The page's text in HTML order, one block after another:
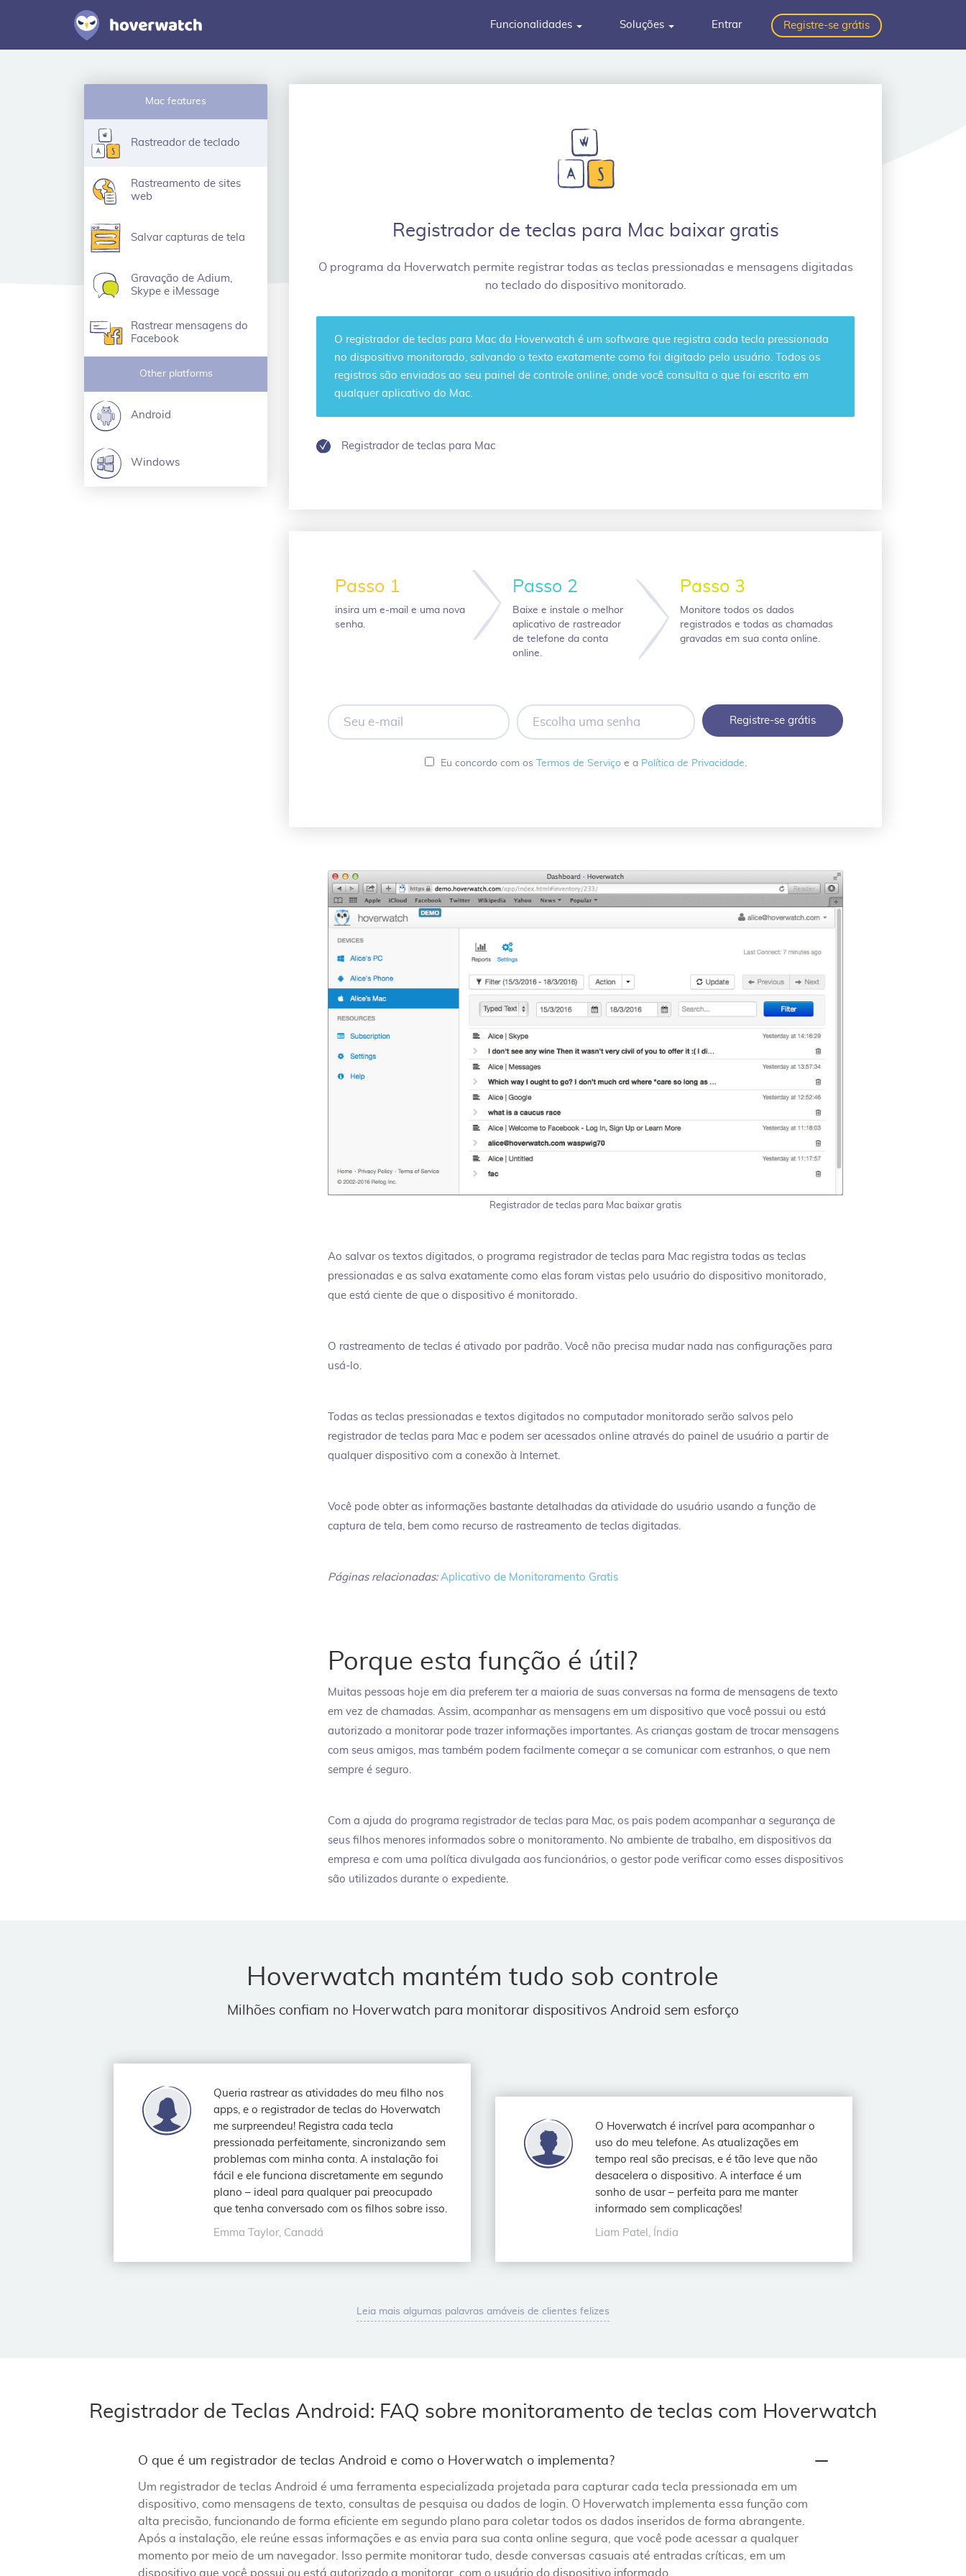
Funcionalidades Soluções Entrar Registre-se grátis
Mac features
Rastreador de teclado
Rastreamento de sites
web
Salvar capturas de tela
Gravação de Adium,
Skype e iMessage
Rastrear mensagens do
Facebook
Other platforms
Android
Windows
Registrador de teclas para Mac baixar gratis
O programa da Hoverwatch permite registrar todas as teclas pressionadas e mensagens digitadas
no teclado do dispositivo monitorado.
O registrador de teclas para Mac da Hoverwatch é um software que registra cada tecla pressionada
no dispositivo monitorado, salvando o texto exatamente como foi digitado pelo usuário. Todos os
registros são enviados ao seu painel de controle online, onde você consulta o que foi escrito em
qualquer aplicativo do Mac.
Registrador de teclas para Mac
Passo 1
insira um e-mail e uma nova
senha.
Passo 2
Baixe e instale o melhor
aplicativo de rastreador
de telefone da conta
online.
Passo 3
Monitore todos os dados
registrados e todas as chamadas
gravadas em sua conta online.
Seu
e-
mail
Escolha
uma
senha
Eu concordo com os Termos de Serviçoe a Política de Privacidade
Registrador de teclas para Mac baixar gratis
Ao salvar os textos digitados, o programa registrador de teclas para Mac registra todas as teclas
pressionadas e as salva exatamente como elas foram vistas pelo usuário do dispositivo monitorado,
que está ciente de que o dispositivo é monitorado.
O rastreamento de teclas é ativado por padrão. Você não precisa mudar nada nas configurações para
usá-lo.
Todas as teclas pressionadas e textos digitados no computador monitorado serão salvos pelo
registrador de teclas para Mac e podem ser acessados online através do painel de usuário a partir de
qualquer dispositivo com a conexão à Internet.
Você pode obter as informações bastante detalhadas da atividade do usuário usando a função de
captura de tela, bem como recurso de rastreamento de teclas digitadas.
Páginas relacionadas: Aplicativo de Monitoramento Gratis
Porque esta função é útil?
Muitas pessoas hoje em dia preferem ter a maioria de suas conversas na forma de mensagens de texto
em vez de chamadas. Assim, acompanhar as mensagens em um dispositivo que você possui ou está
autorizado a monitorar pode trazer informações importantes. As crianças gostam de trocar mensagens
com seus amigos, mas também podem facilmente começar a se comunicar com estranhos, o que nem
sempre é seguro.
Com a ajuda do programa registrador de teclas para Mac, os pais podem acompanhar a segurança de
seus filhos menores informados sobre o monitoramento. No ambiente de trabalho, em dispositivos da
empresa e com uma política divulgada aos funcionários, o gestor pode verificar como esses dispositivos
são utilizados durante o expediente.
Hoverwatch mantém tudo sob controle
Milhões confiam no Hoverwatch para monitorar dispositivos Android sem esforço
Queria rastrear as atividades do meu filho nos
apps, e o registrador de teclas do Hoverwatch
me surpreendeu! Registra cada tecla
pressionada perfeitamente, sincronizando sem
problemas com minha conta. A instalação foi
fácil e ele funciona discretamente em segundo
plano – ideal para qualquer pai preocupado
que tenha conversado com os filhos sobre isso.
Emma Taylor, Canadá
O Hoverwatch é incrível para acompanhar o
uso do meu telefone. As atualizações em
tempo real são precisas, e é tão leve que não
desacelera o dispositivo. A interface é um
sonho de usar – perfeita para me manter
informado sem complicações!
Liam Patel, Índia
Leia mais algumas palavras amáveis de clientes felizes
Registrador de Teclas Android: FAQ sobre monitoramento de teclas com Hoverwatch
O que é um registrador de teclas Android e como o Hoverwatch o implementa?
Um registrador de teclas Android é uma ferramenta especializada projetada para capturar cada tecla pressionada em um
dispositivo, como mensagens de texto, consultas de pesquisa ou dados de login. O Hoverwatch implementa essa função com
alta precisão, funcionando de forma eficiente em segundo plano para coletar todos os dados inseridos de forma abrangente.
Após a instalação, ele reúne essas informações e as envia para sua conta online segura, que você pode acessar a qualquer
momento por meio de um navegador. Isso permite monitorar tudo, desde conversas casuais até entradas críticas, em um
dispositivo que você possui ou está autorizado a monitorar, com o usuário do dispositivo informado.